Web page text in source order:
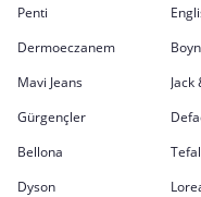
Penti
Dermoeczanem
Mavi Jeans
Jack
Gürgençler
Bellona
Tefal
Dyson